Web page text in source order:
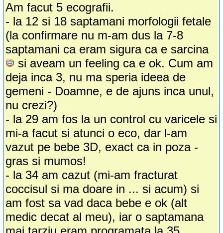
Am facut 5 ecografii.
- la 12 si 18 saptamani morfologii fetale
(la confirmare nu m-am dus la 7-8
saptamani ca eram sigura ca e sarcina
si aveam un feeling ca e ok. Cum am
deja inca 3, nu ma speria ideea de
gemeni - Doamne, e de ajuns inca unul,
nu crezi?)
- la 29 am fos la un control cu varicele si
mi-a facut si atunci o eco, dar l-am
vazut pe bebe 3D, exact ca in poza -
gras si mumos!
- la 34 am cazut (mi-am fracturat
coccisul si ma doare in ... si acum) si
am fost sa vad daca bebe e ok (alt
medic decat al meu), iar o saptamana